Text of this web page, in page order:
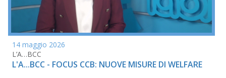
14 maggio 2026
L’A…BCC
L'A...BCC - FOCUS CCB: NUOVE MISURE DI WELFARE